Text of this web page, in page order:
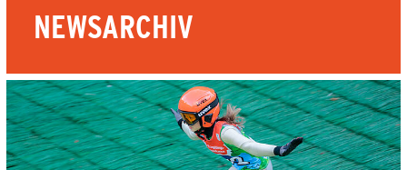
NEWSARCHIV